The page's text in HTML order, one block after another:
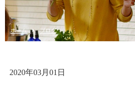
ホーム ブログ
2020年03月01日